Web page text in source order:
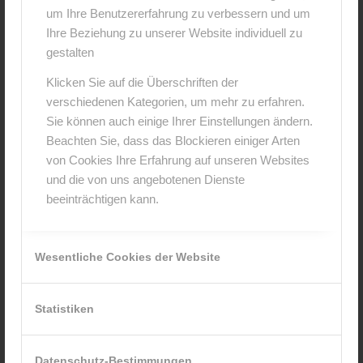
um Ihre Benutzererfahrung zu verbessern und um
Ihre Beziehung zu unserer Website individuell zu
gestalten
Klicken Sie auf die Überschriften der
verschiedenen Kategorien, um mehr zu erfahren.
Sie können auch einige Ihrer Einstellungen ändern.
Beachten Sie, dass das Blockieren einiger Arten
von Cookies Ihre Erfahrung auf unseren Websites
und die von uns angebotenen Dienste
beeinträchtigen kann.
Wesentliche Cookies der Website
Statistiken
Hinterlasse einen Kommentar
An der Diskussion beteiligen?
Name*
E-Mail-Adresse*